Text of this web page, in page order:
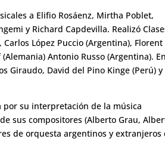
a Elifio Rosáenz, Mirtha Poblet,
y Richard Capdevilla. Realizó
López Puccio (Argentina), Florent
Antonio Russo (Argentina). En
Giraudo, David del Pino Kinge (Perú) y
su interpretación de la música
sus compositores (Alberto Grau,
de orquesta argentinos y extranjeros